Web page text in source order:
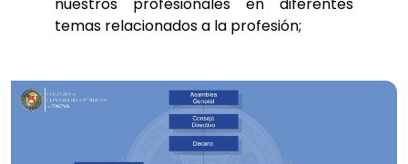
temas relacionados a la profesión;